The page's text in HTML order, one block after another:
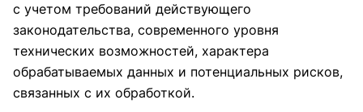
с учетом требований действующего
законодательства, современного уровня
технических возможностей, характера
обрабатываемых данных и потенциальных рисков,
связанных с их обработкой.